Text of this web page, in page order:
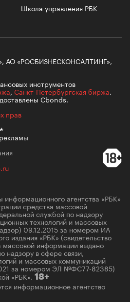
Школа управления РБК
АО «РОСБИЗНЕСКОНСАЛТИНГ»,
инструментов
, Санкт-Петербургская биржа.
Cbonds.
прав
агентства «РБК»
средства массовой
службой по надзору
технологий и массовых
09.12.2015 за номером ИА
издания «РБК» (свидетельство
массовой информации выдано
надзору в сфере связи,
и массовых коммуникаций
за номером ЭЛ №ФС77-82385)
«РБК». 18+
информационное агентство